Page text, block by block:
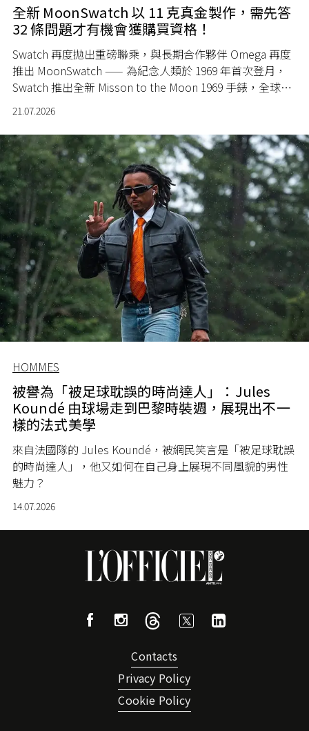
全新 MoonSwatch 以 11 克真金製作，需先答
32 條問題才有機會獲購買資格！
Swatch 再度拋出重磅聯乘，與長期合作夥伴 Omega 再度
推出 MoonSwatch —— 為紀念人類於 1969 年首次登月，
Swatch 推出全新 Misson to the Moon 1969 手錶，全球限
21.07.2026
HOMMES
被譽為「被足球耽誤的時尚達人」：Jules
Koundé 由球場走到巴黎時裝週，展現出不一
樣的法式美學
來自法國隊的 Jules Koundé，被網民笑言是「被足球耽誤
的時尚達人」，他又如何在自己身上展現不同風貌的男性
魅力？
14.07.2026
Contacts
Privacy Policy
Cookie Policy